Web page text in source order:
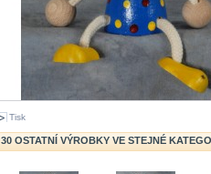
Tisk
30 OSTATNÍ VÝROBKY VE STEJNÉ